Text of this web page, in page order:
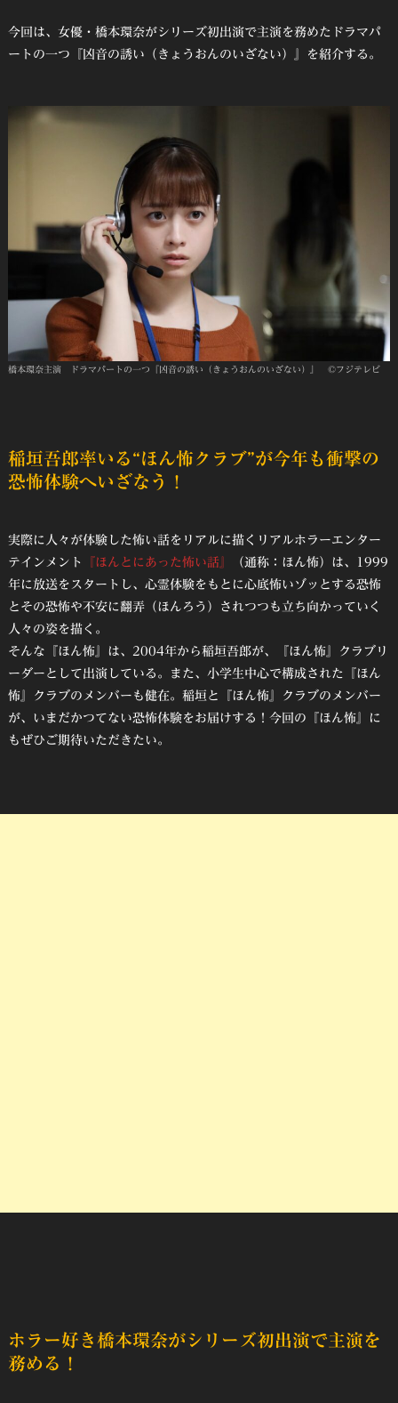
今回は、女優・橋本環奈がシリーズ初出演で主演を務めたドラマパ
ートの一つ『凶音の誘い（きょうおんのいざない）』を紹介する。
橋本環奈主演 ドラマパートの一つ『凶音の誘い（きょうおんのいざない）』 ©フジテレビ
稲垣吾郎率いる“ほん怖クラブ”が今年も衝撃の
恐怖体験へいざなう！
実際に人々が体験した怖い話をリアルに描くリアルホラーエンター
テインメント
『ほんとにあった怖い話』
（通称：ほん怖）は、1999
年に放送をスタートし、心霊体験をもとに心底怖いゾッとする恐怖
とその恐怖や不安に翻弄（ほんろう）されつつも立ち向かっていく
人々の姿を描く。
そんな『ほん怖』は、2004年から稲垣吾郎が、『ほん怖』クラブリ
ーダーとして出演している。また、小学生中心で構成された『ほん
怖』クラブのメンバーも健在。稲垣と『ほん怖』クラブのメンバー
が、いまだかつてない恐怖体験をお届けする！今回の『ほん怖』に
もぜひご期待いただきたい。
ホラー好き橋本環奈がシリーズ初出演で主演を
務める！